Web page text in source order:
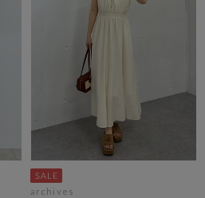
archives